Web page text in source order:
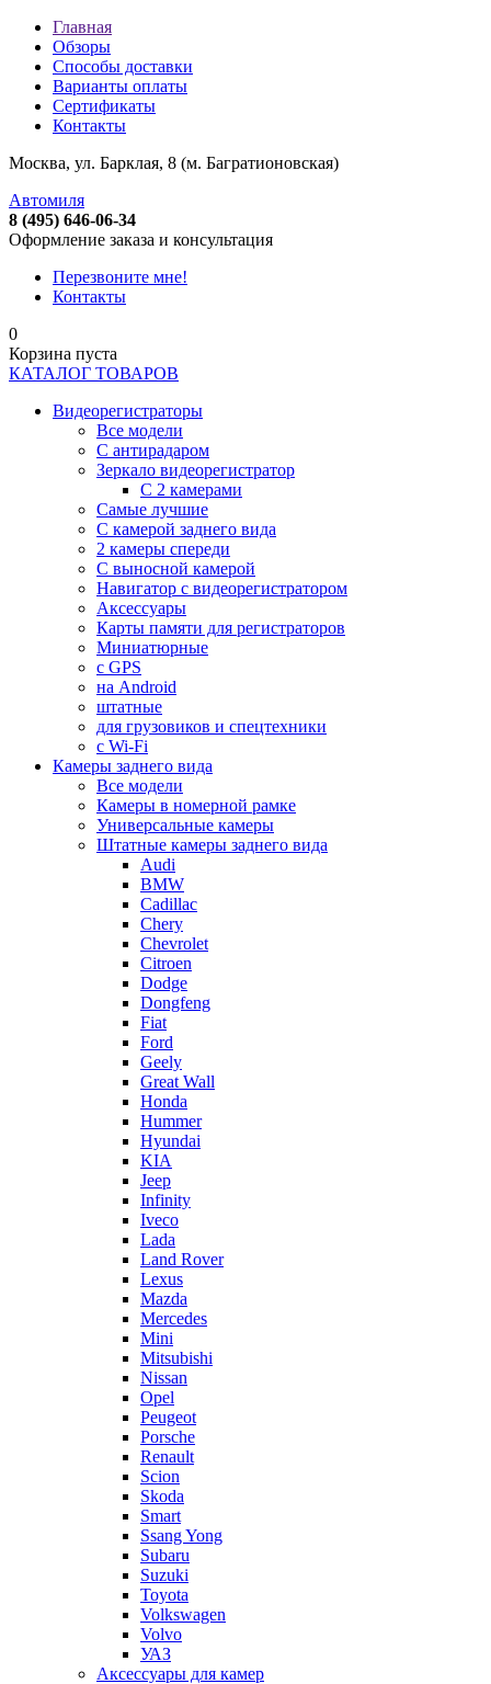
Главная
Обзоры
Способы доставки
Варианты оплаты
Сертификаты
Контакты
Москва, ул. Барклая, 8 (м. Багратионовская)
Автомиля
8 (495) 646-06-34
Оформление заказа и консультация
Перезвоните мне!
Контакты
0
Корзина пуста
КАТАЛОГ ТОВАРОВ
Видеорегистраторы
Все модели
C антирадаром
Зеркало видеорегистратор
С 2 камерами
Самые лучшие
С камерой заднего вида
2 камеры спереди
С выносной камерой
Навигатор с видеорегистратором
Аксессуары
Карты памяти для регистраторов
Миниатюрные
с GPS
на Android
штатные
для грузовиков и спецтехники
с Wi-Fi
Камеры заднего вида
Все модели
Камеры в номерной рамке
Универсальные камеры
Штатные камеры заднего вида
Audi
BMW
Cadillac
Chery
Chevrolet
Citroen
Dodge
Dongfeng
Fiat
Ford
Geely
Great Wall
Honda
Hummer
Hyundai
KIA
Jeep
Infinity
Iveco
Lada
Land Rover
Lexus
Mazda
Mercedes
Mini
Mitsubishi
Nissan
Opel
Peugeot
Porsche
Renault
Scion
Skoda
Smart
Ssang Yong
Subaru
Suzuki
Toyota
Volkswagen
Volvo
УАЗ
Аксессуары для камер